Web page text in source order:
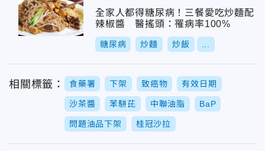
全家人都得糖尿病！三餐愛吃炒麵配
辣椒醬 醫搖頭：罹病率100%
糖尿病 炒麵 炒飯
相關標籤： 食藥署 下架 致癌物 有效日期
沙茶醬 苯駢芘 中聯油脂 BaP
問題油品下架 桂冠沙拉